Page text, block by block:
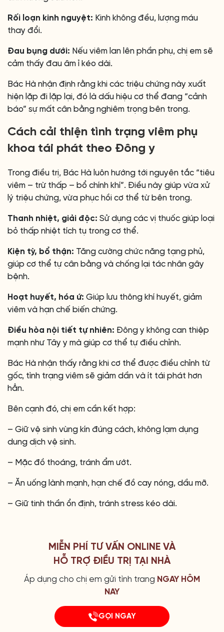
Rối loạn kinh nguyệt: Kinh không đều, lượng máu
thay đổi.
Đau bụng dưới: Nếu viêm lan lên phần phụ, chị em sẽ
cảm thấy đau âm ỉ kéo dài.
Bác Hà nhận định rằng khi các triệu chứng này xuất
hiện lặp đi lặp lại, đó là dấu hiệu cơ thể đang “cảnh
báo” sự mất cân bằng nghiêm trọng bên trong.
Cách cải thiện tình trạng viêm phụ
khoa tái phát theo Đông y
Trong điều trị, Bác Hà luôn hướng tới nguyên tắc “tiêu
viêm – trừ thấp – bổ chính khí”. Điều này giúp vừa xử
lý triệu chứng, vừa phục hồi cơ thể từ bên trong.
Thanh nhiệt, giải độc: Sử dụng các vị thuốc giúp loại
bỏ thấp nhiệt tích tụ trong cơ thể.
Kiện tỳ, bổ thận: Tăng cường chức năng tạng phủ,
giúp cơ thể tự cân bằng và chống lại tác nhân gây
bệnh.
Hoạt huyết, hóa ứ: Giúp lưu thông khí huyết, giảm
viêm và hạn chế biến chứng.
Điều hòa nội tiết tự nhiên: Đông y không can thiệp
mạnh như Tây y mà giúp cơ thể tự điều chỉnh.
Bác Hà nhận thấy rằng khi cơ thể được điều chỉnh từ
gốc, tình trạng viêm sẽ giảm dần và ít tái phát hơn
hẳn.
Bên cạnh đó, chị em cần kết hợp:
– Giữ vệ sinh vùng kín đúng cách, không lạm dụng
dung dịch vệ sinh.
– Mặc đồ thoáng, tránh ẩm ướt.
– Ăn uống lành mạnh, hạn chế đồ cay nóng, dầu mỡ.
– Giữ tinh thần ổn định, tránh stress kéo dài.
MIỄN PHÍ TƯ VẤN ONLINE VÀ
HỖ TRỢ ĐIỀU TRỊ TẠI NHÀ
Áp dụng cho chị em gửi tình trang NGAY HÔM
NAY
GỌI NGAY